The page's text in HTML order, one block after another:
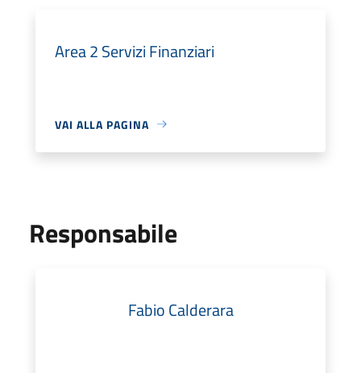
Area 2 Servizi Finanziari
VAI ALLA PAGINA
Responsabile
Fabio Calderara